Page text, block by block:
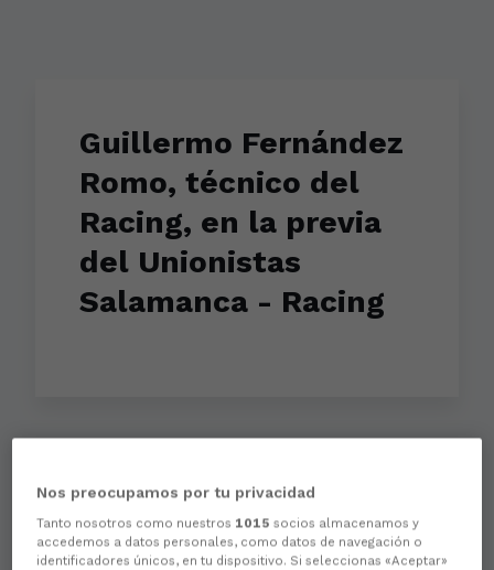
Guillermo Fernández
Romo, técnico del
Racing, en la previa
del Unionistas
Salamanca - Racing
Aún no hay reacciones. ¡Sé el primero!
Nos preocupamos por tu privacidad
Tanto nosotros como nuestros 1015 socios almacenamos y
accedemos a datos personales, como datos de navegación o
identificadores únicos, en tu dispositivo. Si seleccionas «Aceptar»